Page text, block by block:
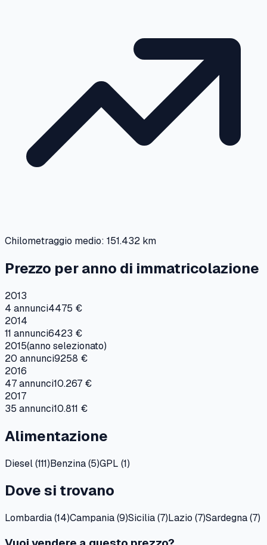
Chilometraggio medio: 151.432 km
Prezzo per anno di immatricolazione
2013
4 annunci4475 €
2014
11 annunci6423 €
2015(anno selezionato)
20 annunci9258 €
2016
47annunci10.267 €
2017
35 annunci10.811 €
Alimentazione
Diesel(111)Benzina(5)GPL (1)
Dove si trovano
Lombardia(14)Campania(9)Sicilia(7)Lazio (7)Sardegna(7)